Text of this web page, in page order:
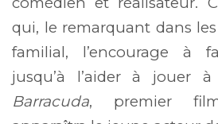
qui, le remarquant dans
familial, l’encourage à
jusqu’à l’aider à jouer
Barracuda, premier